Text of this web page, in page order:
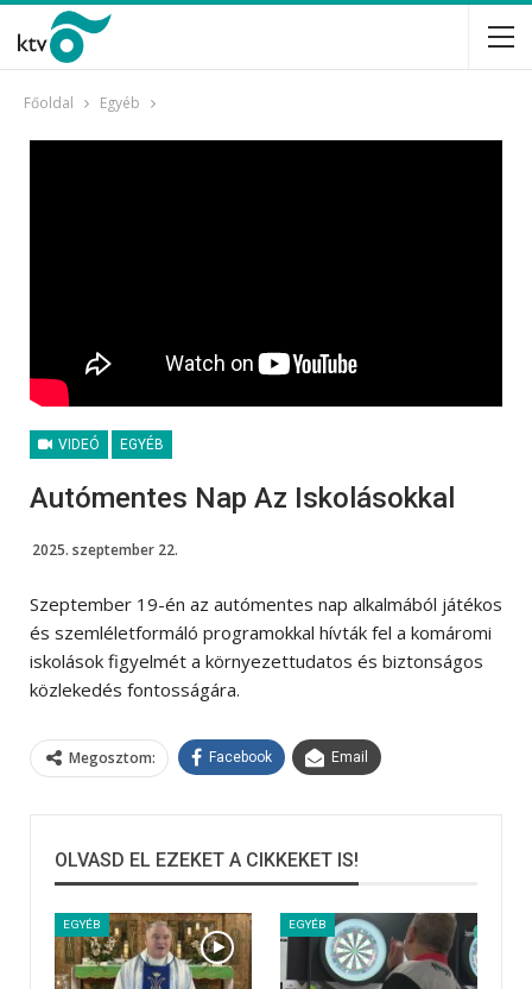
Főoldal Egyéb
VIDEÓ EGYÉB
Autómentes Nap Az Iskolásokkal
2025. szeptember 22.
Szeptember 19-én az autómentes nap alkalmából játékos
és szemléletformáló programokkal hívták fel a komáromi
iskolások figyelmét a környezettudatos és biztonságos
közlekedés fontosságára.
Megosztom: Facebook Email
OLVASD EL EZEKET A CIKKEKET IS!
EGYÉB EGYÉB